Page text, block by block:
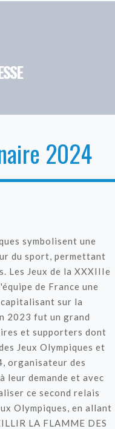
2024
symbolisent une
du sport, permettant
Les Jeux de la XXXIIIe
de France une
sur la
2023 fut un grand
et supporters dont
Jeux Olympiques et
organisateur des
leur demande et avec
ce second relais
Olympiques, en allant
LA FLAMME DES